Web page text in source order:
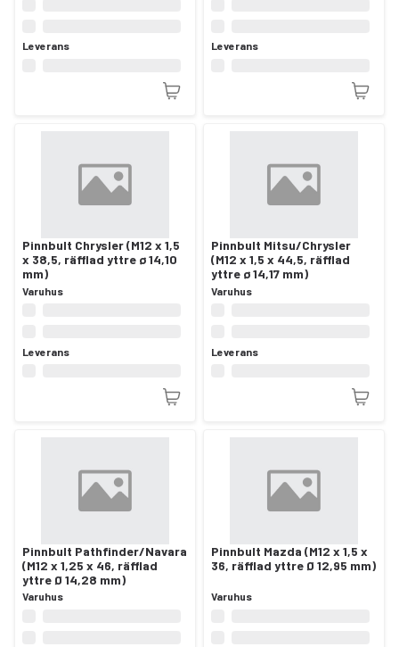
Leverans Leverans
Pinnbult Chrysler (M12 x 1,5
x 38,5, räfflad yttre ø 14,10
mm)
Varuhus
Leverans
Pinnbult Mitsu/Chrysler
(M12 x 1,5 x 44,5, räfflad
yttre ø 14,17 mm)
Varuhus
Leverans
Pinnbult Pathfinder/Navara
(M12 x 1,25 x 46, räfflad
yttre Ø 14,28 mm)
Varuhus
Pinnbult Mazda (M12 x 1,5 x
36, räfflad yttre Ø 12,95 mm)
Varuhus